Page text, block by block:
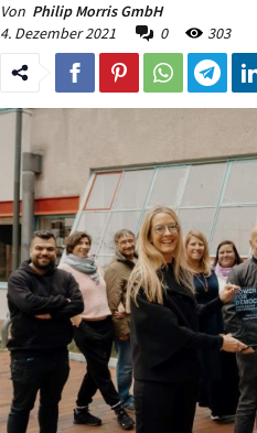
Von Philip Morris GmbH
4. Dezember 2021
0 303